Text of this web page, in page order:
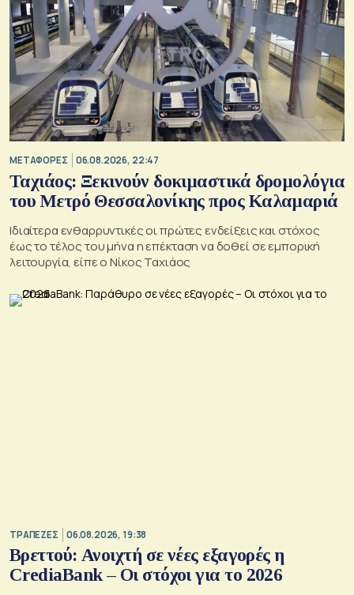
ΜΕΤΑΦΟΡΕΣ 06.08.2026, 22:47
Ταχιάος: Ξεκινούν δοκιμαστικά δρομολόγια
του Μετρό Θεσσαλονίκης προς Καλαμαριά
Ιδιαίτερα ενθαρρυντικές οι πρώτες ενδείξεις και στόχος
έως το τέλος του μήνα η επέκταση να δοθεί σε εμπορική
λειτουργία, είπε ο Νίκος Ταχιάος
ΤΡΑΠΕΖΕΣ 06.08.2026, 19:38
Βρεττού: Ανοιχτή σε νέες εξαγορές η
CrediaBank – Οι στόχοι για το 2026